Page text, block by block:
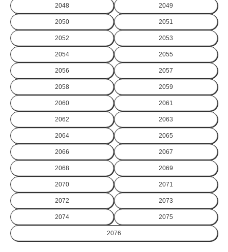
2048 2049
2050 2051
2052 2053
2054 2055
2056 2057
2058 2059
2060 2061
2062 2063
2064 2065
2066 2067
2068 2069
2070 2071
2072 2073
2074 2075
2076